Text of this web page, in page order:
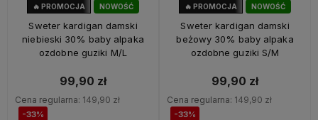
NOWOŚĆ
🔥 PROMOCJA
Sweter kardigan damski
niebieski 30% baby alpaka
ozdobne guziki M/L
99,90 zł
Cena regularna: 149,90 zł
-33%
NOWOŚĆ
🔥 PROMOCJA
Sweter kardigan damski
beżowy 30% baby alpaka
ozdobne guziki S/M
99,90 zł
Cena regularna: 149,90 zł
-33%